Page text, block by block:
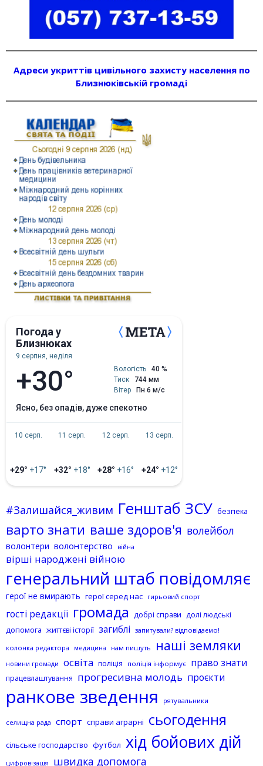
Адреси укриттів цивільного захисту населення по
Близнюківській громаді
Погода у
Близнюках
9 серпня, неділя
+30° Вологість
40 %
Тиск
744 мм
Вітер
Пн 6 м/с
ясно, без опадів, дуже спекотно
10 серп.
+29° +17°
11 серп.
+32° +18°
12 серп.
+28° +16°
13 серп.
+24° +12°
#Залишайся_живим Генштаб ЗСУ безпека
варто знати ваше здоров'я волейбол
волонтери волонтерство війна
вірші народжені війною
генеральний штаб повідомляє
герої не вмирають герої серед нас гирьовий спорт
гості редакції громада добрі справи долі людські
допомога життєві історії загиблі запитували? відповідаємо!
колонка редактора
медицина нам пишуть наші земляки
новини громади освіта поліція поліція інформує право знати
працевлаштування прогресивна молодь проєкти
ранкове зведення рятувальники
селищна рада спорт справи аграрні сьогодення
сільське господарство футбол хід бойових дій
цифровізація швидка допомога